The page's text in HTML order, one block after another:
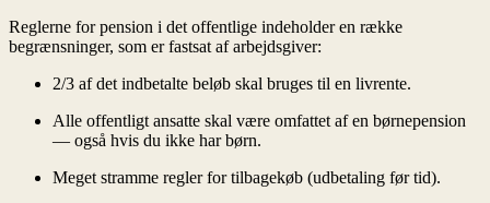
Reglerne for pension i det offentlige indeholder en række
begrænsninger, som er fastsat af arbejdsgiver:
2/3 af det indbetalte beløb skal bruges til en livrente.
Alle offentligt ansatte skal være omfattet af en børnepension
— også hvis du ikke har børn.
Meget stramme regler for tilbagekøb (udbetaling før tid).